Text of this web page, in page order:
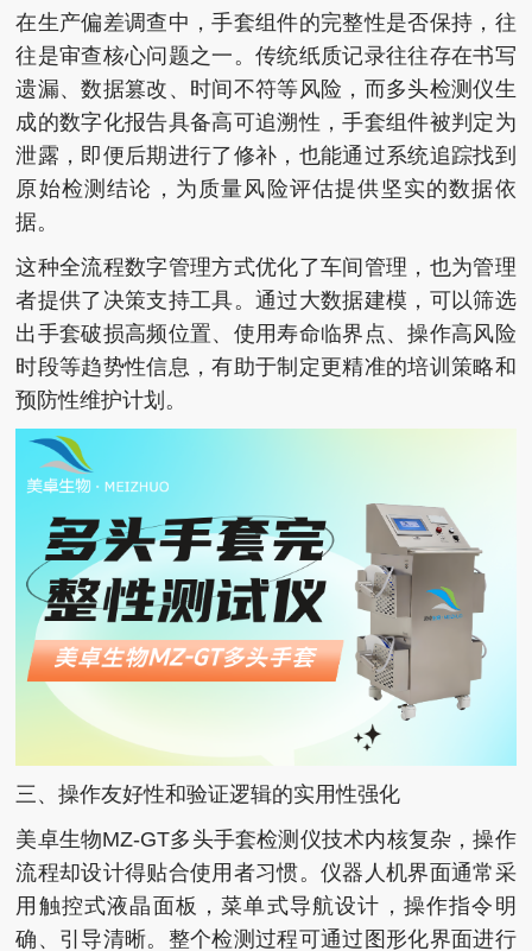
在生产偏差调查中，手套组件的完整性是否保持，往
往是审查核心问题之一。传统纸质记录往往存在书写
遗漏、数据篡改、时间不符等风险，而多头检测仪生
成的数字化报告具备高可追溯性，手套组件被判定为
泄露，即便后期进行了修补，也能通过系统追踪找到
原始检测结论，为质量风险评估提供坚实的数据依
据。
这种全流程数字管理方式优化了车间管理，也为管理
者提供了决策支持工具。通过大数据建模，可以筛选
出手套破损高频位置、使用寿命临界点、操作高风险
时段等趋势性信息，有助于制定更精准的培训策略和
预防性维护计划。
三、操作友好性和验证逻辑的实用性强化
美卓生物MZ-GT多头手套检测仪技术内核复杂，操作
流程却设计得贴合使用者习惯。仪器人机界面通常采
用触控式液晶面板，菜单式导航设计，操作指令明
确、引导清晰。整个检测过程可通过图形化界面进行